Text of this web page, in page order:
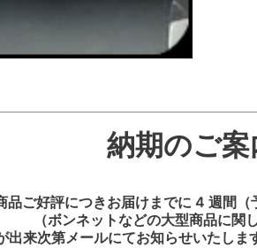
納期のご案
品ご好評につきお届けまでに 4 週間（
（ボンネットなどの大型商品に関
出来次第メールにてお知らせいたしま